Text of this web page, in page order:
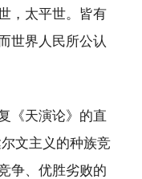
，太平世。皆有
世界人民所公认
《天演论》的直
文主义的种族竞
争、优胜劣败的